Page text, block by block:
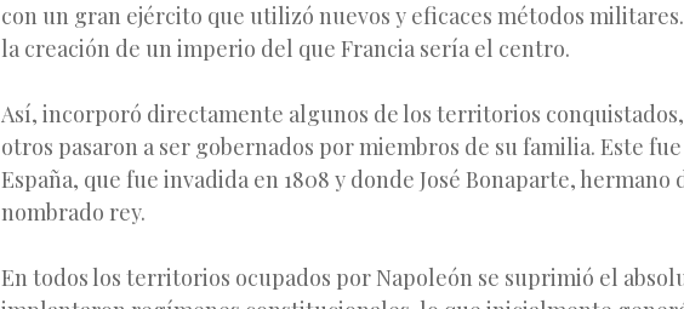
con un gran ejército que utilizó nuevos y eficaces métodos
la creación de un imperio del que Francia sería el centro.
Así, incorporó directamente algunos de los territorios
otros pasaron a ser gobernados por miembros de su familia. Este
España, que fue invadida en 1808 y donde José Bonaparte, hermano
nombrado rey.
En todos los territorios ocupados por Napoleón se suprimió el